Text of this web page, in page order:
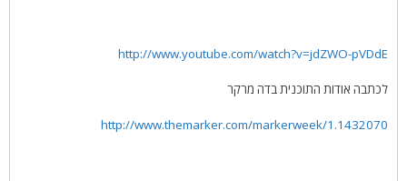
http://www.youtube.com/watch?v=jdZWO-pVDdE
לכתבה אודות התוכנית בדה מרקר
http://www.themarker.com/markerweek/1.1432070